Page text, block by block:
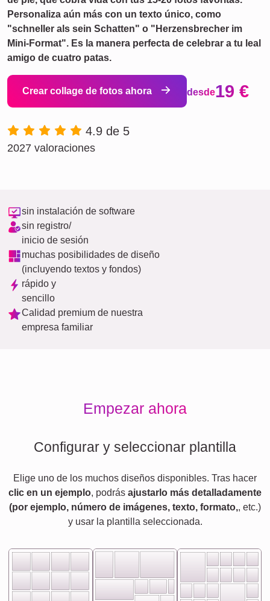
Personaliza aún más con un texto único, como
"schneller als sein Schatten" o "Herzensbrecher im
Mini-Format". Es la manera perfecta de celebrar a tu leal
amigo de cuatro patas.
Crear collage de fotos ahora desde19 €
4.9 de 5
2027 valoraciones
sin instalación de software
sin registro/
inicio de sesión
muchas posibilidades de diseño
(incluyendo textos y fondos)
rápido y
sencillo
Calidad premium de nuestra
empresa familiar
Empezar ahora
Configurar y seleccionar plantilla
Elige uno de los muchos diseños disponibles. Tras hacer
clic en un ejemplo, podrás ajustarlo más detalladamente
(por ejemplo, número de imágenes, texto, formato,, etc.)
y usar la plantilla seleccionada.